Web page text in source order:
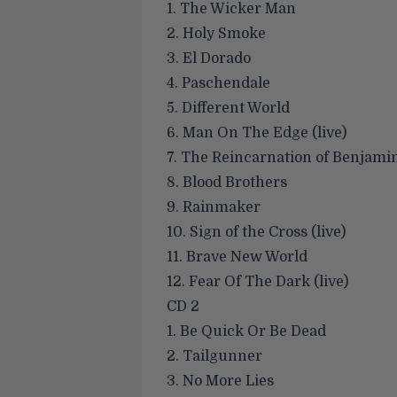
1. The Wicker Man
2. Holy Smoke
3. El Dorado
4. Paschendale
5. Different World
6. Man On The Edge (live)
7. The Reincarnation of
8. Blood Brothers
9. Rainmaker
10. Sign of the Cross (live)
11. Brave New World
12. Fear Of The Dark (live)
CD 2
1. Be Quick Or Be Dead
2. Tailgunner
3. No More Lies